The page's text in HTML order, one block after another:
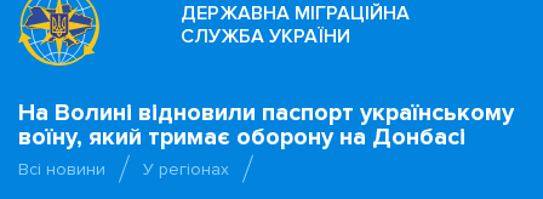
ДЕРЖАВНА МІГРАЦІЙНА
СЛУЖБА УКРАЇНИ
На Волині відновили паспорт українському
воїну, який тримає оборону на Донбасі
Всі новини
У регіонах